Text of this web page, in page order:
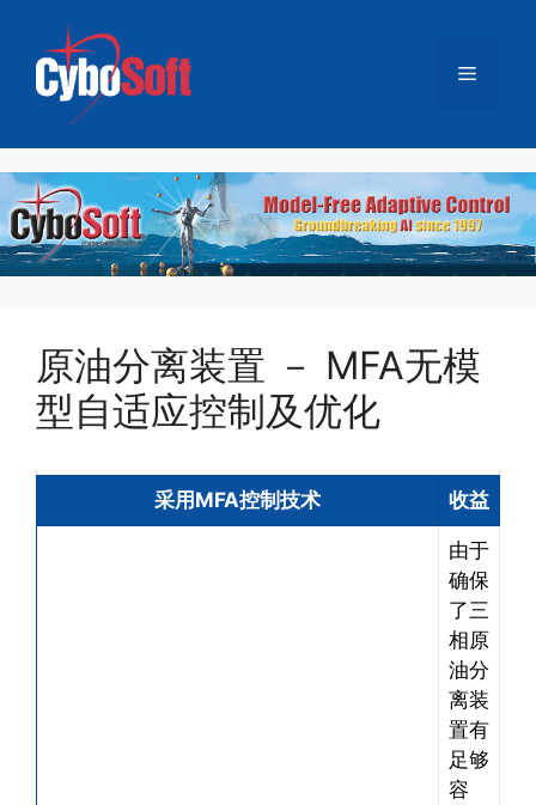
菜
单
原油分离装置 － MFA无模
型自适应控制及优化
采用MFA控制技术 收益
由于
确保
了三
相原
油分
离装
置有
足够
容